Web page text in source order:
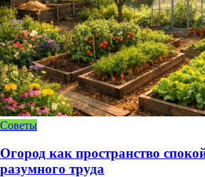
Советы
Огород как пространство
разумного труда